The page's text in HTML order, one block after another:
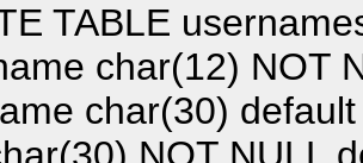
TABLE
char(12) NOT
char(30)